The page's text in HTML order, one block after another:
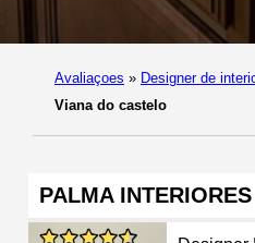
Avaliaçoes » Designer de
Viana do castelo
PALMA